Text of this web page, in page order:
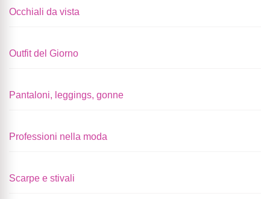
Occhiali da vista
Outfit del Giorno
Pantaloni, leggings, gonne
Professioni nella moda
Scarpe e stivali